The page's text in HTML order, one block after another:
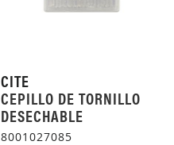
CITE
CEPILLO DE TORNILLO
DESECHABLE
8001027085